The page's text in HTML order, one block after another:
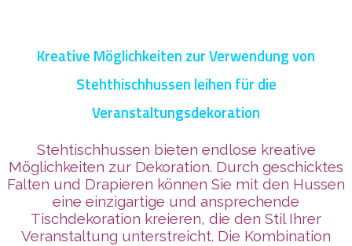
Kreative Möglichkeiten zur Verwendung von
Stehthischhussen leihen für die
Veranstaltungsdekoration
Stehtischhussen bieten endlose kreative
Möglichkeiten zur Dekoration. Durch geschicktes
Falten und Drapieren können Sie mit den Hussen
eine einzigartige und ansprechende
Tischdekoration kreieren, die den Stil Ihrer
Veranstaltung unterstreicht. Die Kombination